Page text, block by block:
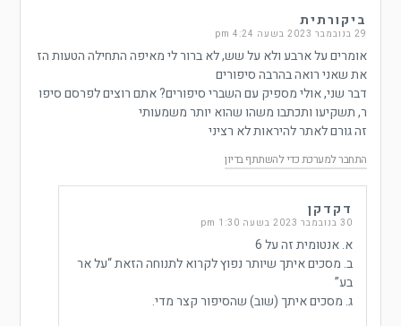
ביקורתית
29 בנובמבר 2023 בשעה 4:24 pm
אומרים על ארבע ולא על שש, לא ברור לי מאיפה התחילה הטעות הז
את שאני רואה בהרבה סיפורים
דבר שני, אולי מספיק עם השברי סיפורים? אתם רוצים לפרסם סיפו
ר, תשקיעו ותכתבו משהו שהוא יותר משמעותי
זה גורם לאתר להיראות לא רציני
התחבר למערכת כדי להשתתף בדיון
דקדקן
30 בנובמבר 2023 בשעה 1:30 pm
א. אנטומית זה על 6
ב. מסכים איתך שיותר נפוץ לקרוא לתנוחה הזאת “על אר
בע”
ג. מסכים איתך (שוב) שהסיפור קצר מדי.